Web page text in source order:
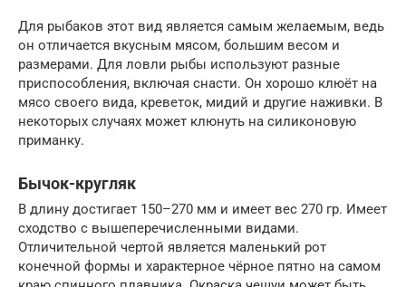
Для рыбаков этот вид является самым желаемым, ведь
он отличается вкусным мясом, большим весом и
размерами. Для ловли рыбы используют разные
приспособления, включая снасти. Он хорошо клюёт на
мясо своего вида, креветок, мидий и другие наживки. В
некоторых случаях может клюнуть на силиконовую
приманку.
Бычок-кругляк
В длину достигает 150–270 мм и имеет вес 270 гр. Имеет
сходство с вышеперечисленными видами.
Отличительной чертой является маленький рот
конечной формы и характерное чёрное пятно на самом